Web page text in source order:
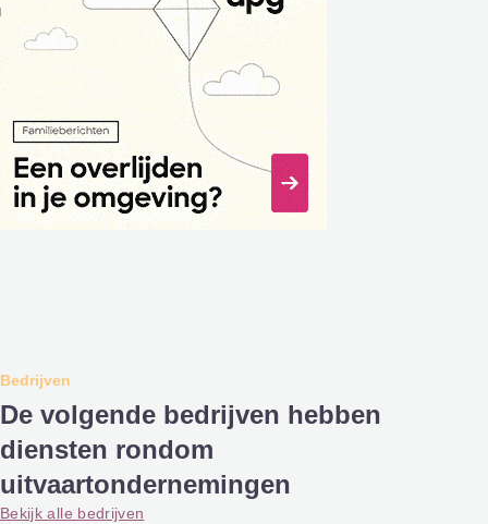
Bedrijven
De volgende bedrijven hebben
diensten rondom
uitvaartondernemingen
Bekijk alle bedrijven